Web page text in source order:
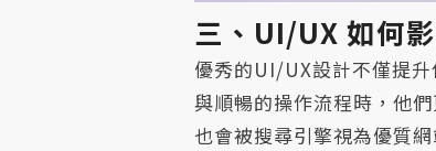
三、UI/UX 如何
優秀的UI/UX設計不僅提
與順暢的操作流程時，他
也會被搜尋引擎視為優質